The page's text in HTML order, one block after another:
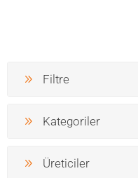
Filtre
Kategoriler
Üreticiler